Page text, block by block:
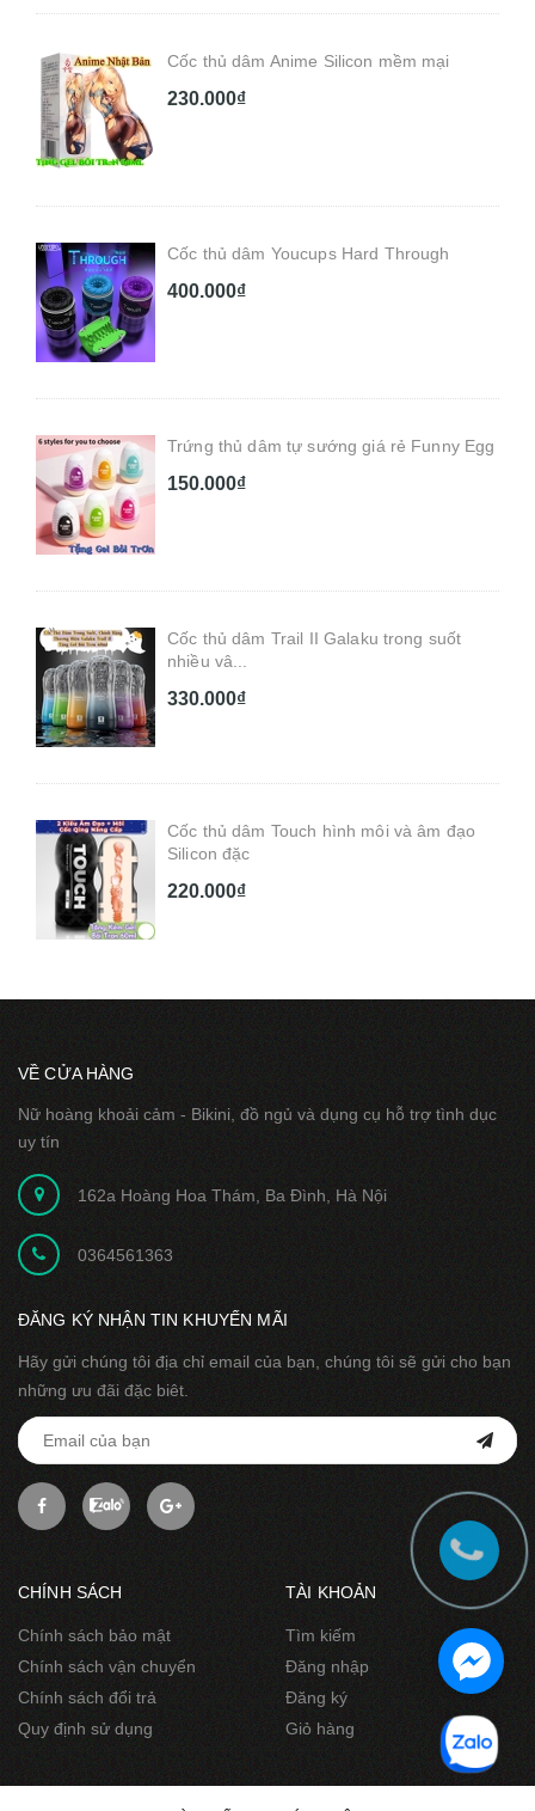
Cốc thủ dâm Anime Silicon mềm mại
230.000₫
Cốc thủ dâm Youcups Hard Through
400.000₫
Trứng thủ dâm tự sướng giá rẻ Funny Egg
150.000₫
Cốc thủ dâm Trail II Galaku trong suốt
nhiều vâ...
330.000₫
Cốc thủ dâm Touch hình môi và âm đạo
Silicon đặc
220.000₫
VỀ CỬA HÀNG
Nữ hoàng khoải cảm - Bikini, đồ ngủ và dụng cụ hỗ trợ tình dục
uy tín
162a Hoàng Hoa Thám, Ba Đình, Hà Nội
0364561363
ĐĂNG KÝ NHẬN TIN KHUYẾN MÃI
Hãy gửi chúng tôi địa chỉ email của bạn, chúng tôi sẽ gửi cho bạn
những ưu đãi đặc biêt.
CHÍNH SÁCH
Chính sách bảo mật
Chính sách vận chuyển
Chính sách đổi trả
Quy định sử dụng
TÀI KHOẢN
Tìm kiếm
Đăng nhập
Đăng ký
Giỏ hàng